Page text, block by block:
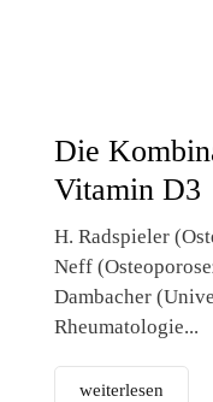
Die
Vitamin D3
H. Radspieler
Neff
Dambacher
Rheumatologie...
weiterlesen